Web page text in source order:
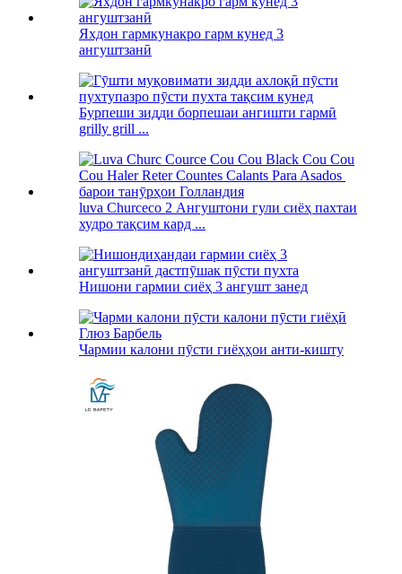
Яхдон гармкунакро гарм кунед 3
ангуштзанӣ
Бурпеши зидди борпешаи ангишти гармӣ
grilly grill ...
luva Churceco 2 Ангуштони гули сиёҳ пахтаи
худро тақсим кард ...
Нишони гармии сиёҳ 3 ангушт занед
Чармии калони пӯсти гиёҳҳои анти-кишту